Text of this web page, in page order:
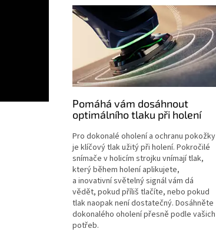
Pomáhá vám dosáhnout
optimálního tlaku při holení
Pro dokonalé oholení a ochranu pokožky
je klíčový tlak užitý při holení. Pokročilé
snímače v holicím strojku vnímají tlak,
který během holení aplikujete,
a inovativní světelný signál vám dá
vědět, pokud příliš tlačíte, nebo pokud
tlak naopak není dostatečný. Dosáhněte
dokonalého oholení přesně podle vašich
potřeb.